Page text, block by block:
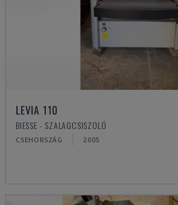
LEVIA 110
BIESSE - SZALAGCSISZOLÓ
CSEHORSZÁG 2005